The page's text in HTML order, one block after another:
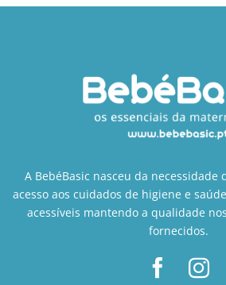
A BebéBasic nasceu da
acesso aos cuidados de higiene e
acessíveis mantendo a qualidade
fornecidos.